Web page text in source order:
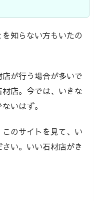
知らない方もいたの
が行う場合が多いで
店。今では、いきな
いはず。
のサイトを見て、い
い。いい石材店がき